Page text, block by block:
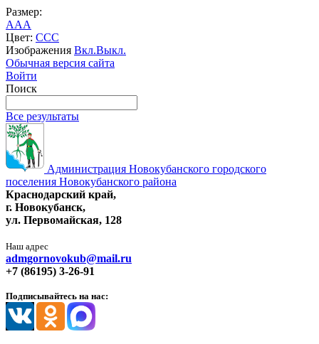
Размер:
AAA
Цвет: CCC
Изображения Вкл.Выкл.
Обычная версия сайта
Войти
Поиск
Все результаты
Администрация Новокубанского городского
поселения Новокубанского района
Краснодарский край,
г. Новокубанск,
ул. Первомайская, 128
Наш адрес
admgornovokub@mail.ru
+7 (86195) 3-26-91
Подписывайтесь на нас: